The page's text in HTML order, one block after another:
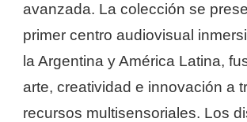
avanzada. La colección se
primer centro audiovisual
la Argentina y América Latina,
arte, creatividad e innovación a
recursos multisensoriales. Los